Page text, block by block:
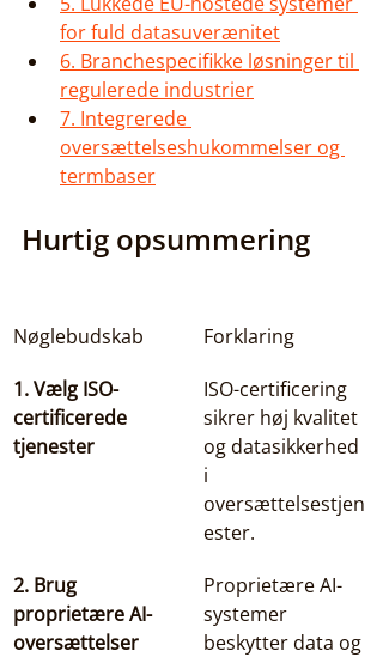
for fuld datasuverænitet
6. Branchespecifikke løsninger til
regulerede industrier
7. Integrerede
oversættelseshukommelser og
termbaser
Hurtig opsummering
Nøglebudskab
Forklaring
1. Vælg ISO-
certificerede
tjenester
ISO-certificering
sikrer høj kvalitet
og datasikkerhed
i
oversættelsestjen
ester.
2. Brug
proprietære AI-
oversættelser
Proprietære AI-
systemer
beskytter data og